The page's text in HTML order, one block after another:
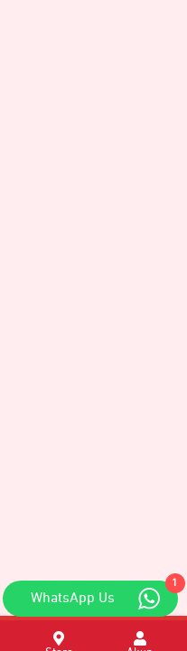
1
WhatsApp Us